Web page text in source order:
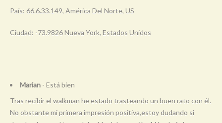
País: 66.6.33.149, América Del Norte, US
Ciudad: -73.9826 Nueva York, Estados Unidos
Marian - Está bien
Tras recibir el walkman he estado trasteando un buen rato con él.
No obstante mi primera impresión positiva,estoy dudando si